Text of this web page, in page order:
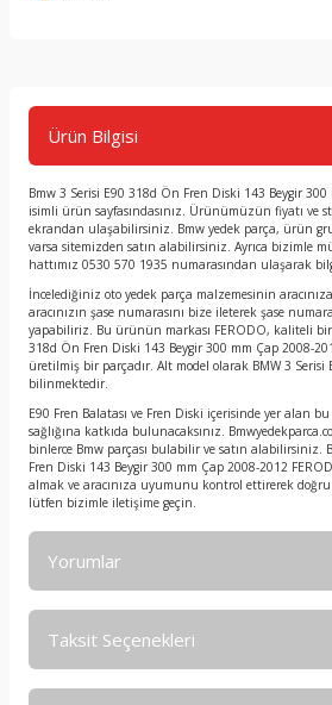
Ürün Bilgisi
Bmw 3 Serisi E90 318d Ön Fren Diski 143 Beygir
isimli ürün sayfasındasınız. Ürünümüzün fiyatı ve
ekrandan ulaşabilirsiniz. Bmw yedek parça, ürün
varsa sitemizden satın alabilirsiniz. Ayrıca bizimle
hattımız 0530 570 1935 numarasından ulaşarak
İncelediğiniz oto yedek parça malzemesinin
aracınızın şase numarasını bize ileterek şase
yapabiliriz. Bu ürünün markası FERODO, kaliteli bir
318d Ön Fren Diski 143 Beygir 300 mm Çap 2008-
üretilmiş bir parçadır. Alt model olarak BMW 3 Serisi
bilinmektedir.
E90 Fren Balatası ve Fren Diski içerisinde yer alan bu
sağlığına katkıda bulunacaksınız.
binlerce Bmw parçası bulabilir ve satın alabilirsiniz.
Fren Diski 143 Beygir 300 mm Çap 2008-2012
almak ve aracınıza uyumunu kontrol ettirerek
lütfen bizimle iletişime geçin.
Yorumlar
Taksit Seçenekleri